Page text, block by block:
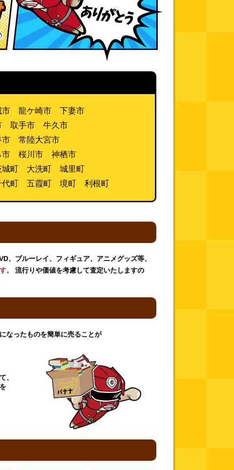
龍ケ崎市 下妻市
取手市 牛久市
常陸大宮市
市 桜川市 神栖市
町 大洗町 城里町
町 五霞町 境町 利根町
ブルーレイ、フィギュア、アニメグッズ等、
。
流行りや価値を考慮して査定いたしますの
なったものを簡単に売ることが
、